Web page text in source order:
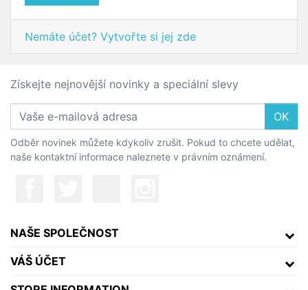
Nemáte účet? Vytvořte si jej zde
Získejte nejnovější novinky a speciální slevy
OK
Odběr novinek můžete kdykoliv zrušit. Pokud to chcete udělat,
naše kontaktní informace naleznete v právním oznámení.
NAŠE SPOLEČNOST
VÁŠ ÚČET